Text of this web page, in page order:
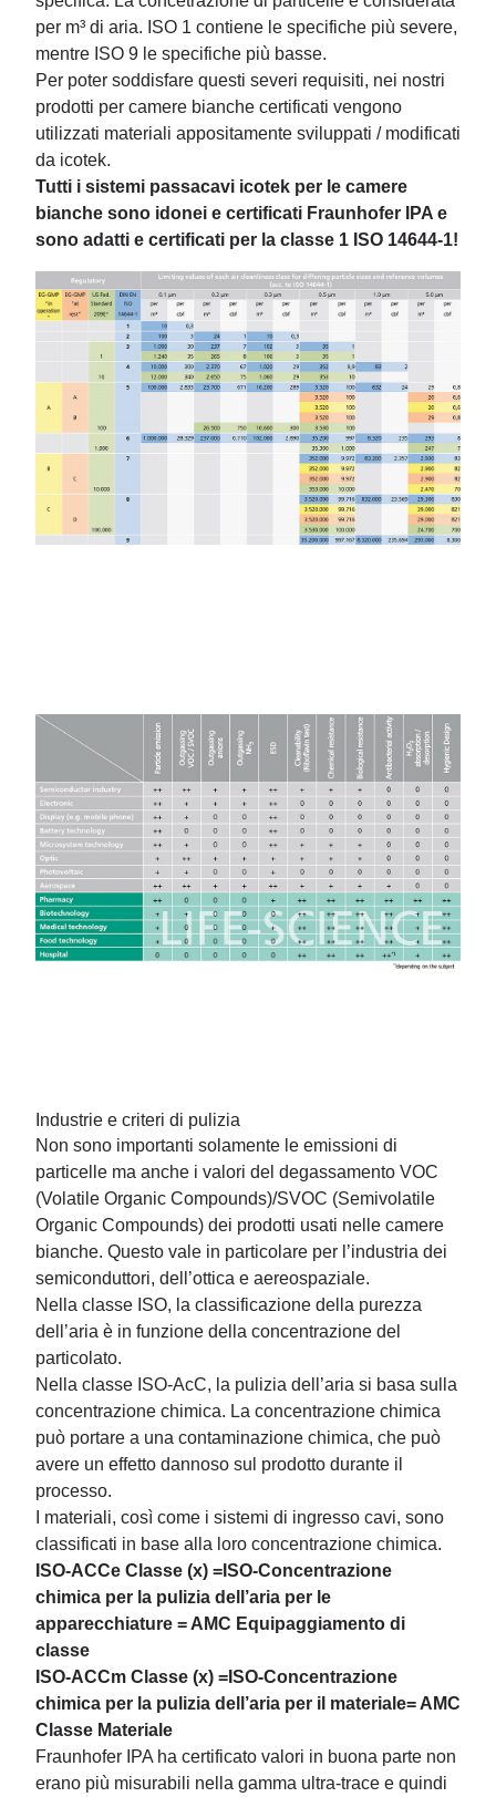
per m³ di aria. ISO 1 contiene le specifiche più severe,
mentre ISO 9 le specifiche più basse.
Per poter soddisfare questi severi requisiti, nei nostri
prodotti per camere bianche certificati vengono
utilizzati materiali appositamente sviluppati / modificati
da icotek.
Tutti i sistemi passacavi icotek per le camere
bianche sono idonei e certificati Fraunhofer IPA e
sono adatti e certificati per la classe 1 ISO 14644-1!
Industrie e criteri di pulizia
Non sono importanti solamente le emissioni di
particelle ma anche i valori del degassamento VOC
(Volatile Organic Compounds)/SVOC (Semivolatile
Organic Compounds) dei prodotti usati nelle camere
bianche. Questo vale in particolare per l’industria dei
semiconduttori, dell’ottica e aereospaziale.
Nella classe ISO, la classificazione della purezza
dell’aria è in funzione della concentrazione del
particolato.
Nella classe ISO-AcC, la pulizia dell’aria si basa sulla
concentrazione chimica. La concentrazione chimica
può portare a una contaminazione chimica, che può
avere un effetto dannoso sul prodotto durante il
processo.
I materiali, così come i sistemi di ingresso cavi, sono
classificati in base alla loro concentrazione chimica.
ISO-ACCe Classe (x) = ISO-Concentrazione
chimica per la pulizia dell’aria per le
apparecchiature = AMC Equipaggiamento di
classe
ISO-ACCm Classe (x) = ISO-Concentrazione
chimica per la pulizia dell’aria per il materiale= AMC
Classe Materiale
Fraunhofer IPA ha certificato valori in buona parte non
erano più misurabili nella gamma ultra-trace e quindi